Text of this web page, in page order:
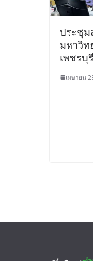
ประชุม
มหาวิท
เพชรบุ
เมษายน